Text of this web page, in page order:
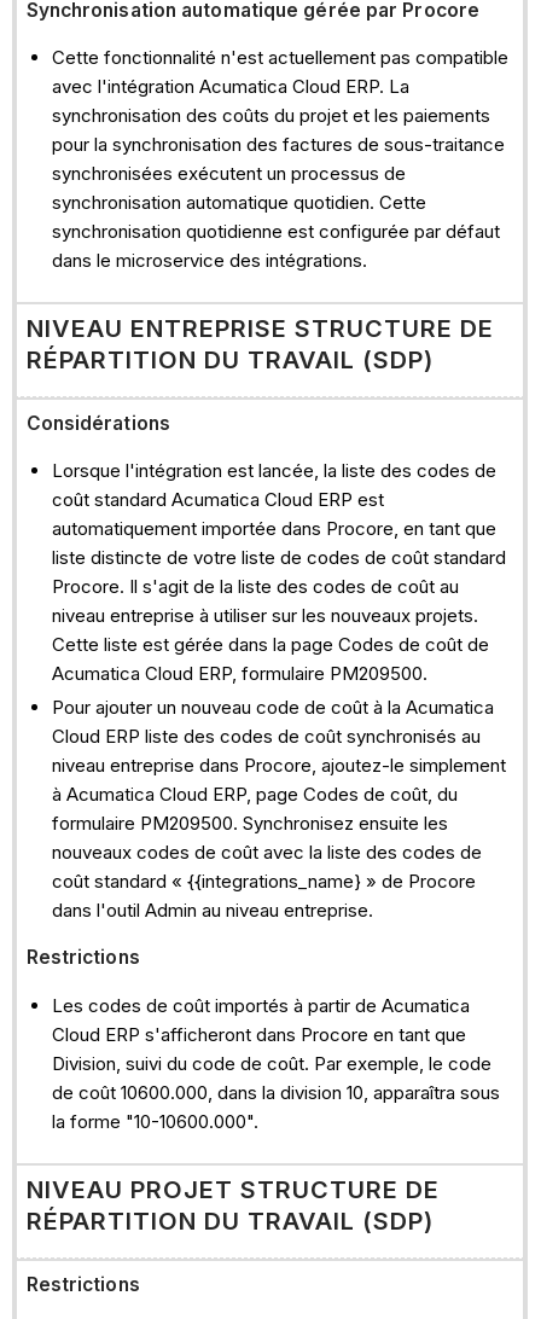
Synchronisation automatique gérée par Procore
Cette fonctionnalité n'est actuellement pas compatible
avec l'intégration Acumatica Cloud ERP. La
synchronisation des coûts du projet et les paiements
pour la synchronisation des factures de sous-traitance
synchronisées exécutent un processus de
synchronisation automatique quotidien. Cette
synchronisation quotidienne est configurée par défaut
dans le microservice des intégrations.
NIVEAU ENTREPRISE STRUCTURE DE
RÉPARTITION DU TRAVAIL (SDP)
Considérations
Lorsque l'intégration est lancée, la liste des codes de
coût standard Acumatica Cloud ERP est
automatiquement importée dans Procore, en tant que
liste distincte de votre liste de codes de coût standard
Procore. Il s'agit de la liste des codes de coût au
niveau entreprise à utiliser sur les nouveaux projets.
Cette liste est gérée dans la page Codes de coût de
Acumatica Cloud ERP, formulaire PM209500.
Pour ajouter un nouveau code de coût à la Acumatica
Cloud ERP liste des codes de coût synchronisés au
niveau entreprise dans Procore, ajoutez-le simplement
à Acumatica Cloud ERP, page Codes de coût, du
formulaire PM209500. Synchronisez ensuite les
nouveaux codes de coût avec la liste des codes de
coût standard « {{integrations_name} » de Procore
dans l'outil Admin au niveau entreprise.
Restrictions
Les codes de coût importés à partir de Acumatica
Cloud ERP s'afficheront dans Procore en tant que
Division, suivi du code de coût. Par exemple, le code
de coût 10600.000, dans la division 10, apparaîtra sous
la forme "10-10600.000".
NIVEAU PROJET STRUCTURE DE
RÉPARTITION DU TRAVAIL (SDP)
Restrictions